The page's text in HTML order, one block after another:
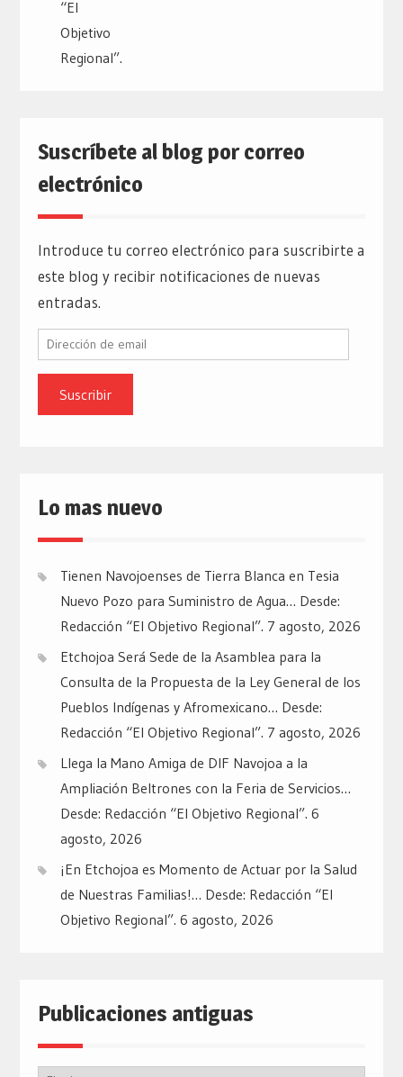
Suscríbete al blog por correo
electrónico
Introduce tu correo electrónico para suscribirte a
este blog y recibir notificaciones de nuevas
entradas.
Dirección
email
Lo mas nuevo
Tienen Navojoenses de Tierra Blanca en Tesia
Nuevo Pozo para Suministro de Agua… Desde:
Redacción “El Objetivo Regional”. 7 agosto, 2026
Etchojoa Será Sede de la Asamblea para la
Consulta de la Propuesta de la Ley General de los
Pueblos Indígenas y Afromexicano… Desde:
Redacción “El Objetivo Regional”. 7 agosto, 2026
Llega la Mano Amiga de DIF Navojoa a la
Ampliación Beltrones con la Feria de Servicios…
Desde: Redacción “El Objetivo Regional”. 6
agosto, 2026
¡En Etchojoa es Momento de Actuar por la Salud
de Nuestras Familias!… Desde: Redacción “El
Objetivo Regional”. 6 agosto, 2026
Publicaciones antiguas